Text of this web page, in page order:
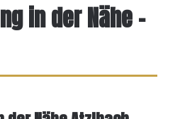
in der Nähe –